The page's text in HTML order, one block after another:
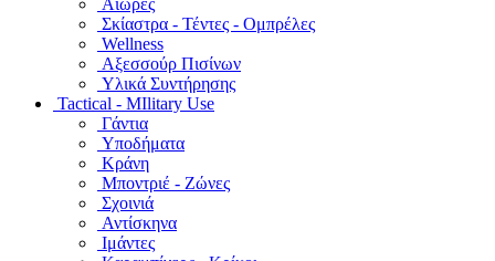
Αιώρες
Σκίαστρα - Τέντες - Ομπρέλες
Wellness
Αξεσσούρ Πισίνων
Υλικά Συντήρησης
Tactical - MIlitary Use
Γάντια
Υποδήματα
Κράνη
Μποντριέ - Ζώνες
Σχοινιά
Αντίσκηνα
Ιμάντες